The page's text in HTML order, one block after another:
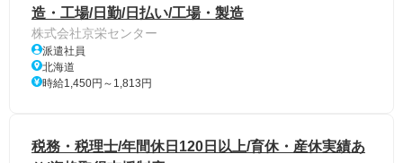
造・工場/日勤/日払い/工場・製造
株式会社京栄センター
派遣社員
北海道
時給1,450円～1,813円
税務・税理士/年間休日120日以上/育休・産休実績あ